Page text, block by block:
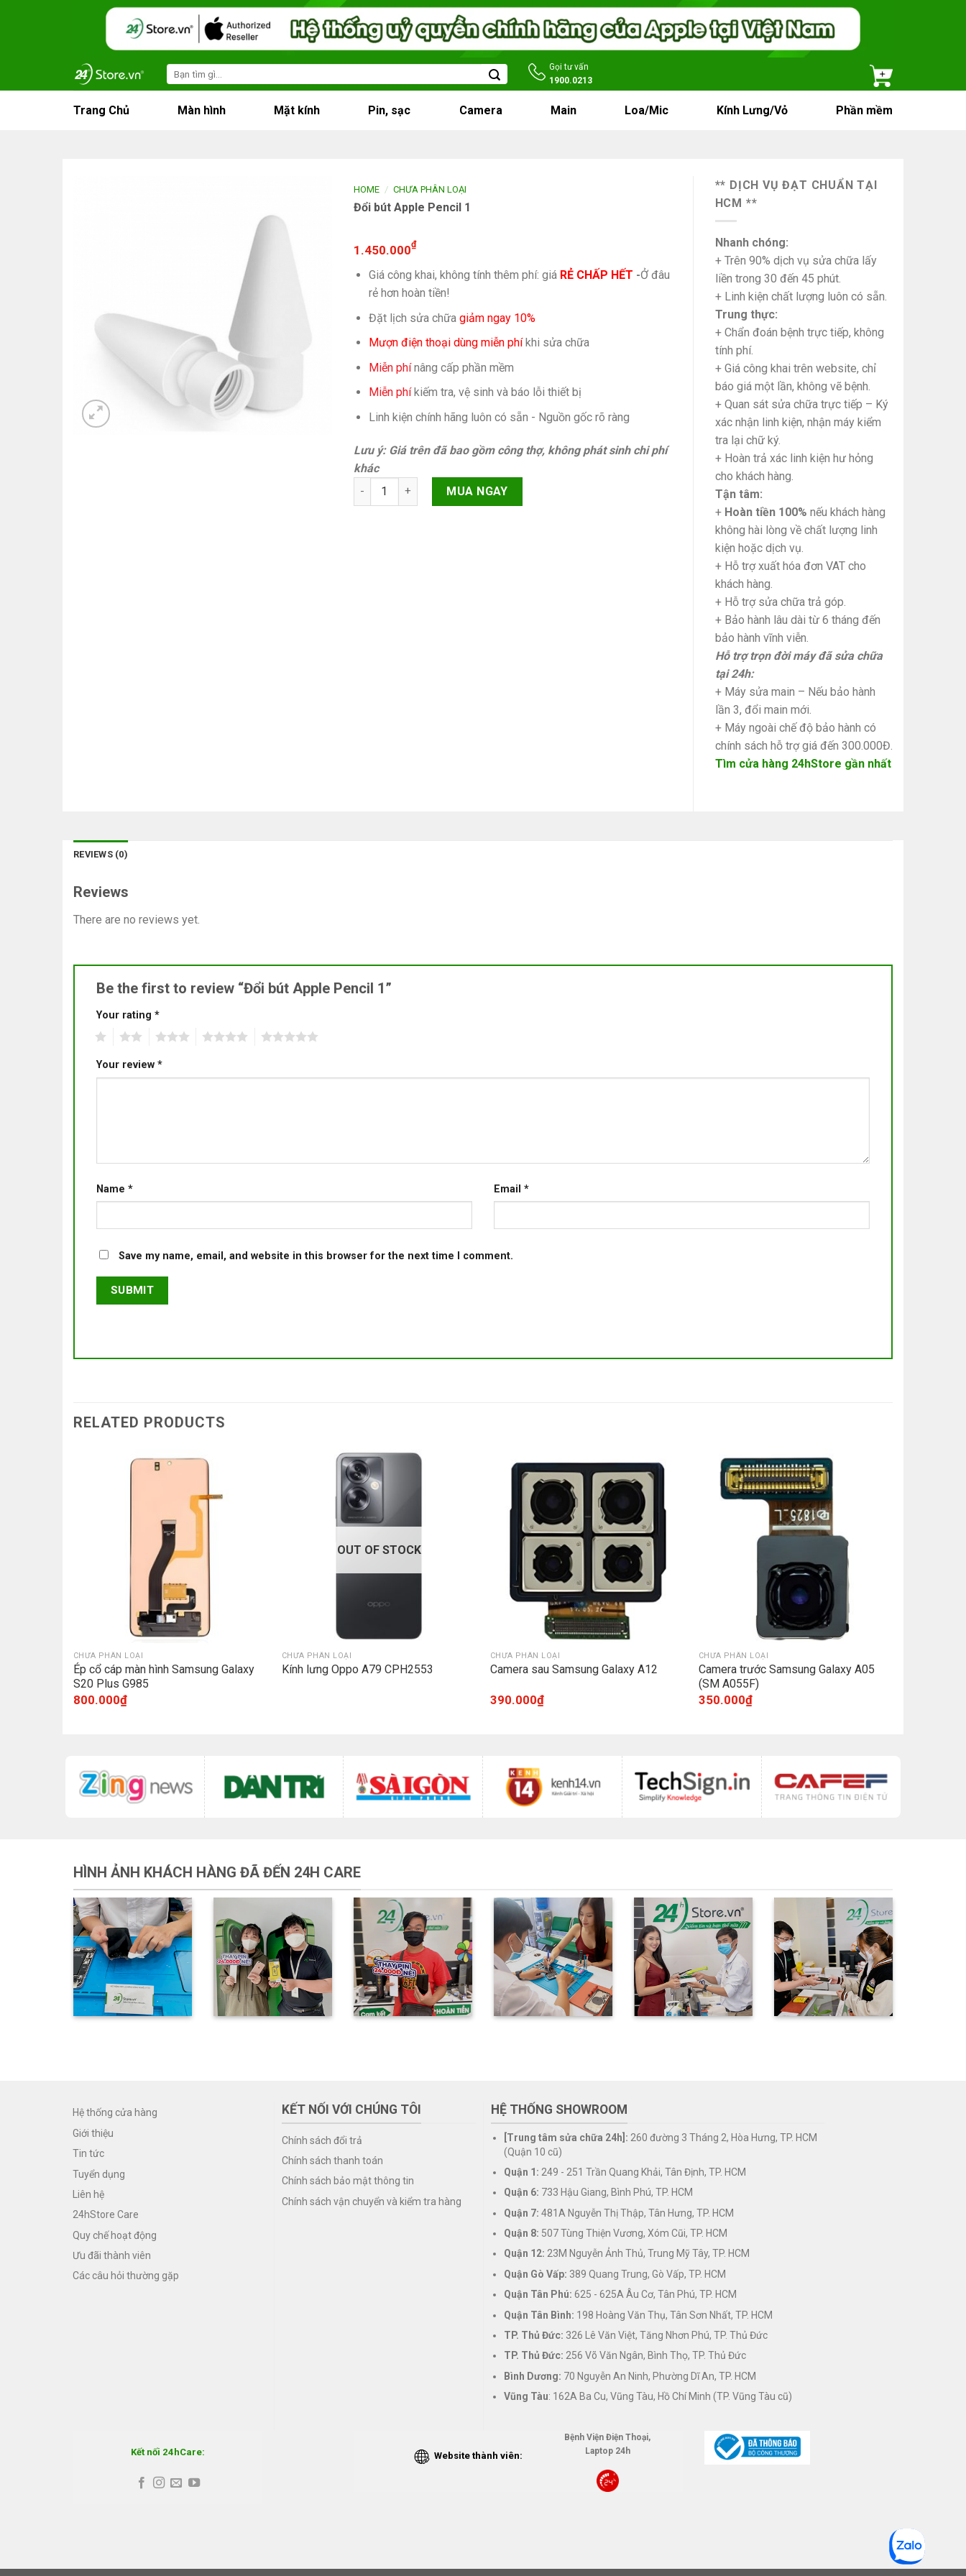
Search
for:
Gọi tư vấn
1900.0213
Trang Chủ Màn hình Mặt kính Pin, sạc Camera Main Loa/Mic Kính Lưng/Vỏ Phần mềm
HOME / CHƯA PHÂN LOẠI
Đổi bút Apple Pencil 1
1.450.000₫
Giá công khai, không tính thêm phí: giá RẺ CHẤP HẾT -Ở đâu
rẻ hơn hoàn tiền!
Đặt lịch sửa chữa giảm ngay 10%
Mượn điện thoại dùng miễn phíkhi sửa chữa
Miễn phínâng cấp phần mềm
Miễn phíkiếm tra, vệ sinh và báo lỗi thiết bị
Linh kiện chính hãng luôn có sẵn - Nguồn gốc rõ ràng
Lưu ý: Giá trên đã bao gồm công thợ, không phát sinh chi phí
khác
Đổi bút Apple Pencil 1 quantity
MUA NGAY
** DỊCH VỤ ĐẠT CHUẨN TẠI
HCM **
Nhanh chóng:
+ Trên 90% dịch vụ sửa chữa lấy
liền trong 30 đến 45 phút.
+ Linh kiện chất lượng luôn có sẵn.
Trung thực:
+ Chẩn đoán bệnh trực tiếp, không
tính phí.
+ Giá công khai trên website, chỉ
báo giá một lần, không vẽ bệnh.
+ Quan sát sửa chữa trực tiếp – Ký
xác nhận linh kiện, nhận máy kiểm
tra lại chữ ký.
+ Hoàn trả xác linh kiện hư hỏng
cho khách hàng.
Tận tâm:
+ Hoàn tiền 100% nếu khách hàng
không hài lòng về chất lượng linh
kiện hoặc dịch vụ.
+ Hỗ trợ xuất hóa đơn VAT cho
khách hàng.
+ Hỗ trợ sửa chữa trả góp.
+ Bảo hành lâu dài từ 6 tháng đến
bảo hành vĩnh viễn.
Hỗ trợ trọn đời máy đã sửa chữa
tại 24h:
+ Máy sửa main – Nếu bảo hành
lần 3, đổi main mới.
+ Máy ngoài chế độ bảo hành có
chính sách hỗ trợ giá đến 300.000Đ.
Tìm cửa hàng 24hStore gần nhất
REVIEWS (0)
Reviews
There are no reviews yet.
Be the first to review “Đổi bút Apple Pencil 1”
Your rating *
Your review *
Name * Email *
Save my name, email, and website in this browser for the next time I comment.
RELATED PRODUCTS
CHƯA PHÂN LOẠI
Ép cổ cáp màn hình Samsung Galaxy
S20 Plus G985
800.000₫
OUT OF STOCK
CHƯA PHÂN LOẠI
Kính lưng Oppo A79 CPH2553
CHƯA PHÂN LOẠI
Camera sau Samsung Galaxy A12
390.000₫
CHƯA PHÂN LOẠI
Camera trước Samsung Galaxy A05
(SM A055F)
350.000₫
HÌNH ẢNH KHÁCH HÀNG ĐÃ ĐẾN 24H CARE
Hệ thống cửa hàng
Giới thiệu
Tin tức
Tuyển dụng
Liên hệ
24hStore Care
Quy chế hoạt động
Ưu đãi thành viên
Các câu hỏi thường gặp
KẾT NỐI VỚI CHÚNG TÔI
Chính sách đổi trả
Chính sách thanh toán
Chính sách bảo mật thông tin
Chính sách vận chuyển và kiểm tra hàng
HỆ THỐNG SHOWROOM
[Trung tâm sửa chữa 24h]: 260 đường 3 Tháng 2, Hòa Hưng, TP. HCM
(Quận 10 cũ)
Quận 1: 249 - 251 Trần Quang Khải, Tân Định, TP. HCM
Quận 6: 733 Hậu Giang, Bình Phú, TP. HCM
Quận 7: 481A Nguyễn Thị Thập, Tân Hưng, TP. HCM
Quận 8: 507 Tùng Thiện Vương, Xóm Cũi, TP. HCM
Quận 12: 23M Nguyễn Ảnh Thủ, Trung Mỹ Tây, TP. HCM
Quận Gò Vấp: 389 Quang Trung, Gò Vấp, TP. HCM
Quận Tân Phú: 625 - 625A Âu Cơ, Tân Phú, TP. HCM
Quận Tân Bình: 198 Hoàng Văn Thụ, Tân Sơn Nhất, TP. HCM
TP. Thủ Đức: 326 Lê Văn Việt, Tăng Nhơn Phú, TP. Thủ Đức
TP. Thủ Đức: 256 Võ Văn Ngân, Bình Thọ, TP. Thủ Đức
Bình Dương: 70 Nguyễn An Ninh, Phường Dĩ An, TP. HCM
Vũng Tàu: 162A Ba Cu, Vũng Tàu, Hồ Chí Minh (TP. Vũng Tàu cũ)
Kết nối 24hCare: Website thành viên:
Bệnh Viện Điện Thoại,
Laptop 24h